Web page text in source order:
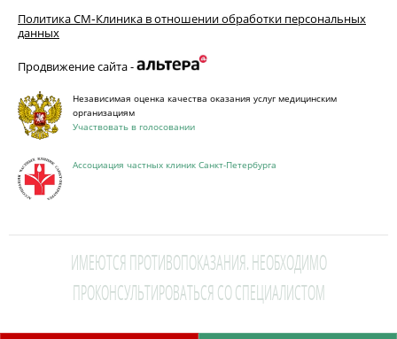
Политика СМ‑Клиника в отношении обработки персональных
данных
Продвижение сайта -
Независимая оценка качества оказания услуг медицинским
организациям
Участвовать в голосовании
Ассоциация частных клиник Санкт-Петербурга
ИМЕЮТСЯ ПРОТИВОПОКАЗАНИЯ. НЕОБХОДИМО
ПРОКОНСУЛЬТИРОВАТЬСЯ СО СПЕЦИАЛИСТОМ